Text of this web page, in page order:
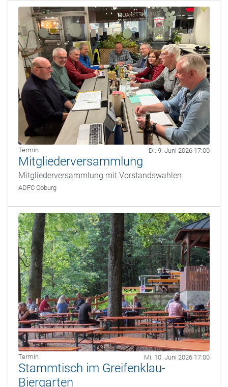
Termin Di. 9. Juni 2026 17:00
Mitgliederversammlung
Mitgliederversammlung mit Vorstandswahlen
ADFC Coburg
Termin Mi. 10. Juni 2026 17:00
Stammtisch im Greifenklau-
Biergarten